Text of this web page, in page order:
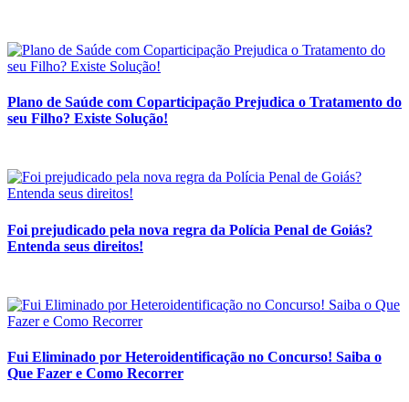
Plano de Saúde com Coparticipação Prejudica o Tratamento do
seu Filho? Existe Solução!
Foi prejudicado pela nova regra da Polícia Penal de Goiás?
Entenda seus direitos!
Fui Eliminado por Heteroidentificação no Concurso! Saiba o
Que Fazer e Como Recorrer